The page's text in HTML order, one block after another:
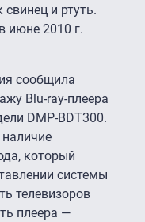
и ртуть.
июне 2010 г.
сообщила
Blu-ray-плеера
DMP-BDT300.
который
системы
телевизоров
плеера —